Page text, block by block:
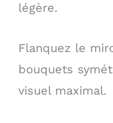
légère.
Flanquez le
bouquets
visuel maximal.